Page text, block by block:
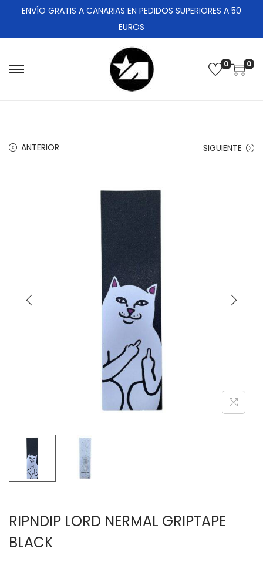
ENVÍO GRATIS A CANARIAS EN PEDIDOS SUPERIORES A 50
EUROS
0 0
ANTERIOR SIGUIENTE
RIPNDIP LORD NERMAL GRIPTAPE
BLACK